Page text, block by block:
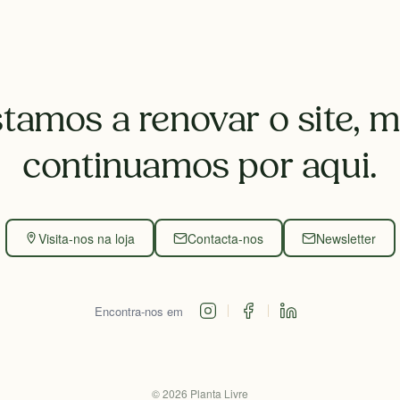
a renovar o site,
continuamos por aqui.
Visita-nos na loja Contacta-nos Newsletter
Encontra-nos em
©2026 Planta Livre